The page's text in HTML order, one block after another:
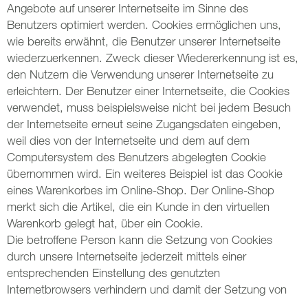
Angebote auf unserer Internetseite im Sinne des
Benutzers optimiert werden. Cookies ermöglichen uns,
wie bereits erwähnt, die Benutzer unserer Internetseite
wiederzuerkennen. Zweck dieser Wiedererkennung ist es,
den Nutzern die Verwendung unserer Internetseite zu
erleichtern. Der Benutzer einer Internetseite, die Cookies
verwendet, muss beispielsweise nicht bei jedem Besuch
der Internetseite erneut seine Zugangsdaten eingeben,
weil dies von der Internetseite und dem auf dem
Computersystem des Benutzers abgelegten Cookie
übernommen wird. Ein weiteres Beispiel ist das Cookie
eines Warenkorbes im Online-Shop. Der Online-Shop
merkt sich die Artikel, die ein Kunde in den virtuellen
Warenkorb gelegt hat, über ein Cookie.
Die betroffene Person kann die Setzung von Cookies
durch unsere Internetseite jederzeit mittels einer
entsprechenden Einstellung des genutzten
Internetbrowsers verhindern und damit der Setzung von